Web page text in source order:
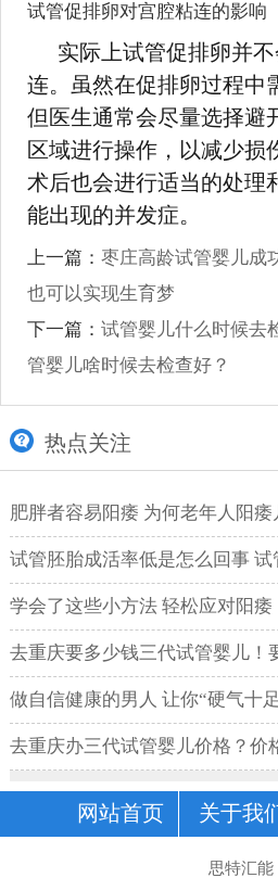
试管促排卵对宫腔粘连的影响
实际上试管促排卵并
连。虽然在促排卵过程中
但医生通常会尽量选择避
区域进行操作，以减少损
术后也会进行适当的处理
能出现的并发症。
上一篇：枣庄高龄试管婴儿成
也可以实现生育梦
下一篇：试管婴儿什么时候去
管婴儿啥时候去检查好？
热点关注
肥胖者容易阳痿 为何老年人阳痿
试管胚胎成活率低是怎么回事
学会了这些小方法 轻松应对阳痿
去重庆要多少钱三代试管婴儿！
做自信健康的男人 让你“硬气十
去重庆办三代试管婴儿价格？价
网站首页 关于我
思特汇能